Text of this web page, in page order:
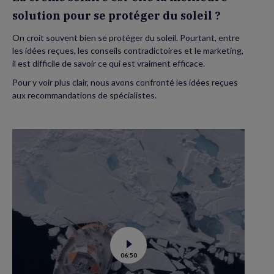
solution pour se protéger du soleil ?
On croit souvent bien se protéger du soleil. Pourtant, entre
les idées reçues, les conseils contradictoires et le marketing,
il est difficile de savoir ce qui est vraiment efficace.
Pour y voir plus clair, nous avons confronté les idées reçues
aux recommandations de spécialistes.
Voir
la
vidéo
06:50